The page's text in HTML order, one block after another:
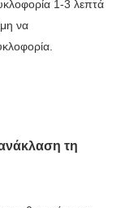
1-3 λεπτά
να
τη